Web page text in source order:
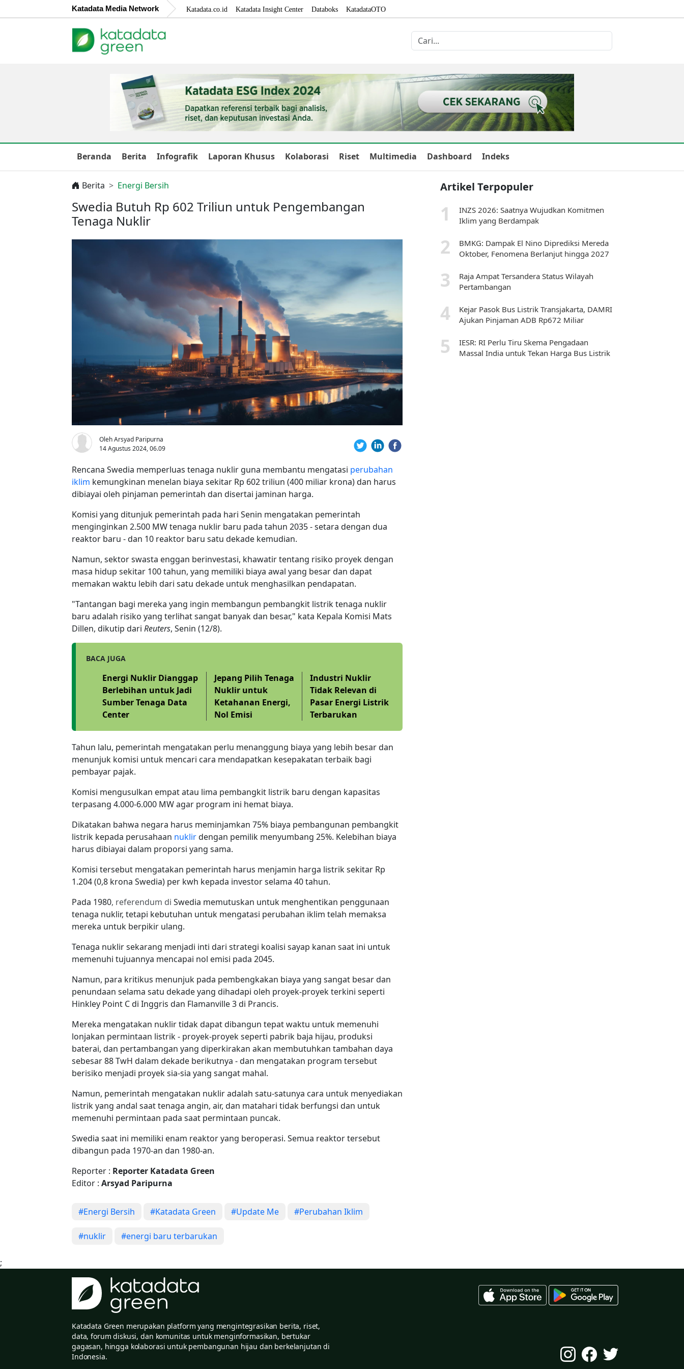
Katadata Media Network Katadata.co.id Katadata Insight Center Databoks KatadataOTO
Beranda Berita Infografik Laporan Khusus Kolaborasi Riset Multimedia Dashboard Indeks
Berita Energi Bersih
Swedia Butuh Rp 602 Triliun untuk Pengembangan
Tenaga Nuklir
Oleh Arsyad Paripurna
14 Agustus 2024, 06.09
Rencana Swedia memperluas tenaga nuklir guna membantu mengatasi perubahan
iklim kemungkinan menelan biaya sekitar Rp 602triliun (400 miliar krona) dan harus
dibiayai oleh pinjaman pemerintah dan disertai jaminan harga.
Komisi yang ditunjuk pemerintah pada hari Senin mengatakan pemerintah
menginginkan 2.500 MW tenaga nuklir baru pada tahun 2035 - setara dengan dua
reaktor baru - dan 10 reaktor baru satu dekade kemudian.
Namun, sektor swasta enggan berinvestasi, khawatir tentang risiko proyek dengan
masa hidup sekitar 100 tahun, yang memiliki biaya awal yang besar dan dapat
memakan waktu lebih dari satu dekade untuk menghasilkan pendapatan.
"Tantangan bagi mereka yang ingin membangun pembangkit listrik tenaga nuklir
baru adalah risiko yang terlihat sangat banyak dan besar," kata Kepala Komisi Mats
Dillen, dikutip dari Reuters, Senin (12/8).
BACA JUGA
Energi Nuklir Dianggap
Berlebihan untuk Jadi
Sumber Tenaga Data
Center
Jepang Pilih Tenaga
Nuklir untuk
Ketahanan Energi,
Nol Emisi
Industri Nuklir
Tidak Relevan di
Pasar Energi Listrik
Terbarukan
Tahun lalu, pemerintah mengatakan perlu menanggung biaya yang lebih besar dan
menunjuk komisi untuk mencari cara mendapatkan kesepakatan terbaik bagi
pembayar pajak.
Komisi mengusulkan empat atau lima pembangkit listrik baru dengan kapasitas
terpasang 4.000-6.000 MW agar program ini hemat biaya.
Dikatakan bahwa negara harus meminjamkan 75% biaya pembangunan pembangkit
listrik kepada perusahaan nuklirdengan pemilik menyumbang 25%. Kelebihan biaya
harus dibiayai dalam proporsi yang sama.
Komisi tersebut mengatakan pemerintah harus menjamin harga listrik sekitar Rp
1.204 (0,8 krona Swedia) per kwh kepada investor selama 40 tahun.
Pada 1980, referendum di Swedia memutuskan untuk menghentikan penggunaan
tenaga nuklir, tetapi kebutuhan untuk mengatasi perubahan iklim telah memaksa
mereka untuk berpikir ulang.
Tenaga nuklir sekarang menjadi inti dari strategi koalisi sayap kanan saat ini untuk
memenuhi tujuannya mencapai nol emisi pada 2045.
Namun, para kritikus menunjuk pada pembengkakan biaya yang sangat besar dan
penundaan selama satu dekade yang dihadapi oleh proyek-proyek terkini seperti
Hinkley Point C di Inggris dan Flamanville 3 di Prancis.
Mereka mengatakan nuklir tidak dapat dibangun tepat waktu untuk memenuhi
lonjakan permintaan listrik - proyek-proyek seperti pabrik baja hijau, produksi
baterai, dan pertambangan yang diperkirakan akan membutuhkan tambahan daya
sebesar 88 TwH dalam dekade berikutnya - dan mengatakan program tersebut
berisiko menjadi proyek sia-sia yang sangat mahal.
Namun, pemerintah mengatakan nuklir adalah satu-satunya cara untuk menyediakan
listrik yang andal saat tenaga angin, air, dan matahari tidak berfungsi dan untuk
memenuhi permintaan pada saat permintaan puncak.
Swedia saat ini memiliki enam reaktor yang beroperasi. Semua reaktor tersebut
dibangun pada 1970-an dan 1980-an.
Reporter : Reporter Katadata Green
Editor : Arsyad Paripurna
#Energi Bersih #Katadata Green #Update Me #Perubahan Iklim
#nuklir #energi baru terbarukan
Artikel Terpopuler
INZS 2026: Saatnya Wujudkan Komitmen
Iklim yang Berdampak
BMKG: Dampak El Nino Diprediksi Mereda
Oktober, Fenomena Berlanjut hingga 2027
Raja Ampat Tersandera Status Wilayah
Pertambangan
Kejar Pasok Bus Listrik Transjakarta, DAMRI
Ajukan Pinjaman ADB Rp672 Miliar
IESR: RI Perlu Tiru Skema Pengadaan
Massal India untuk Tekan Harga Bus Listrik
;
Katadata Green merupakan platform yang mengintegrasikan berita, riset,
data, forum diskusi, dan komunitas untuk menginformasikan, bertukar
gagasan, hingga kolaborasi untuk pembangunan hijau dan berkelanjutan di
Indonesia.